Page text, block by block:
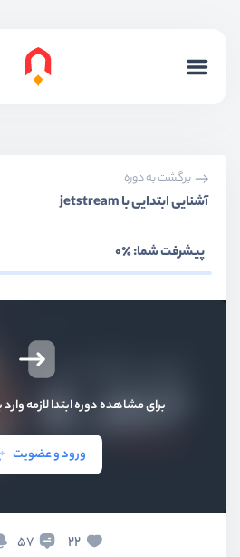
برگشت به دوره
آشنایی ابتدایی با jetstream
پیشرفت شما:٪0
برای مشاهده دوره ابتدا لازمه
ورود و عضویت
22
57